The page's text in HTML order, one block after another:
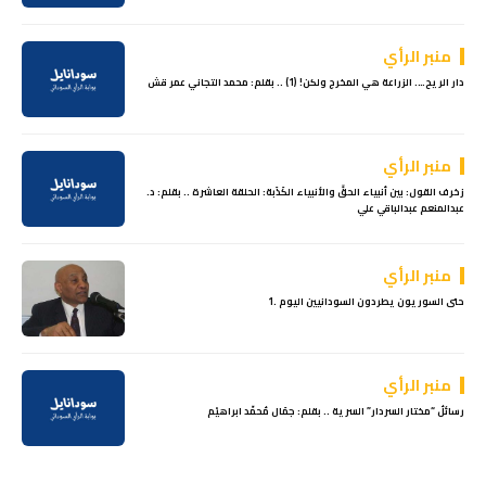
منبر الرأي
دار الريح…. الزراعة هي المخرج ولكن! (1) .. بقلم: محمد التجاني عمر قش
منبر الرأي
زخرف القول: بين أنبياء الحقِّ والأنبياء الكَذَبة: الحلقة العاشرة .. بقلم: د.
عبدالمنعم عبدالباقي علي
منبر الرأي
حتى السوريون يطردون السودانيين اليوم .1
منبر الرأي
رسائلُ “مختار السردار” السرية .. بقلم: جمَال مُحمّد ابراهيْم